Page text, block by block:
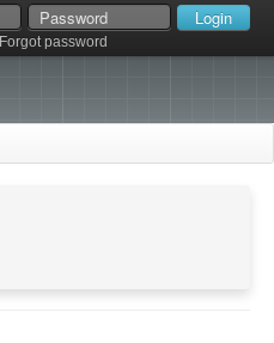
Forgot password